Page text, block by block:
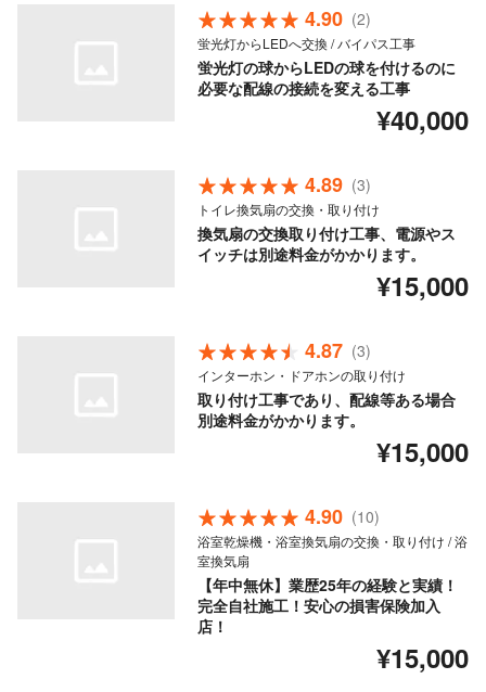
4.90 (2)
蛍光灯からLEDへ交換 / バイパス工事
蛍光灯の球からLEDの球を付けるのに
必要な配線の接続を変える工事
¥40,000
4.89 (3)
トイレ換気扇の交換・取り付け
換気扇の交換取り付け工事、電源やス
イッチは別途料金がかかります。
¥15,000
4.87 (3)
インターホン・ドアホンの取り付け
取り付け工事であり、配線等ある場合
別途料金がかかります。
¥15,000
4.90 (10)
浴室乾燥機・浴室換気扇の交換・取り付け / 浴
室換気扇
【年中無休】業歴25年の経験と実績！
完全自社施工！安心の損害保険加入
店！
¥15,000